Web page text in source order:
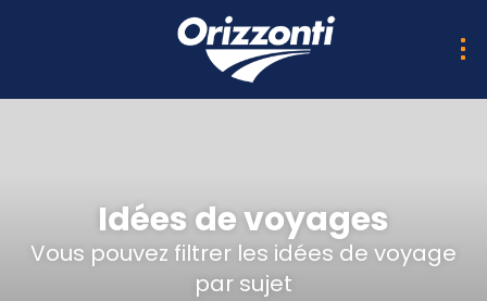
Idées de voyages
Vous pouvez filtrer les idées de voyage
par sujet